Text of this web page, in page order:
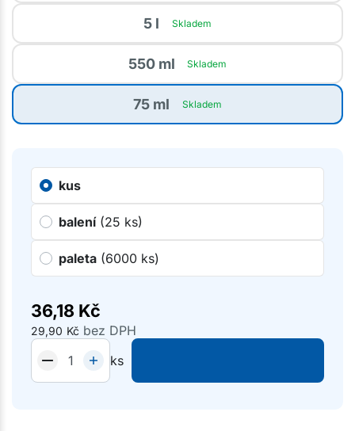
5 l Skladem
550 ml Skladem
75 ml Skladem
kus
balení (25 ks)
paleta (6000 ks)
36,18 Kč
29,90 Kč bez DPH
ks